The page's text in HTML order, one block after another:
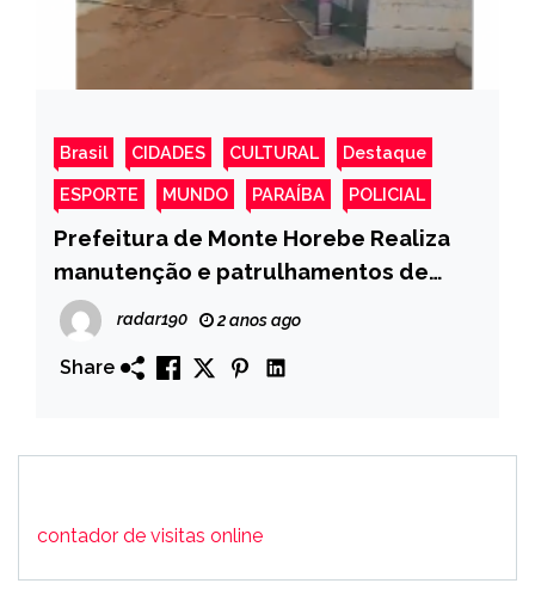
Brasil CIDADES CULTURAL Destaque
ESPORTE MUNDO PARAÍBA POLICIAL
Prefeitura de Monte Horebe Realiza
manutenção e patrulhamentos de
estradas rurais no Sitio Braga- E
POPULAÇÃO DA COMUNIDADE SE
ALEGRA COM ACHEGADA DA MAQUINA-
radar190 2 anos ago
Share
contador de visitas online